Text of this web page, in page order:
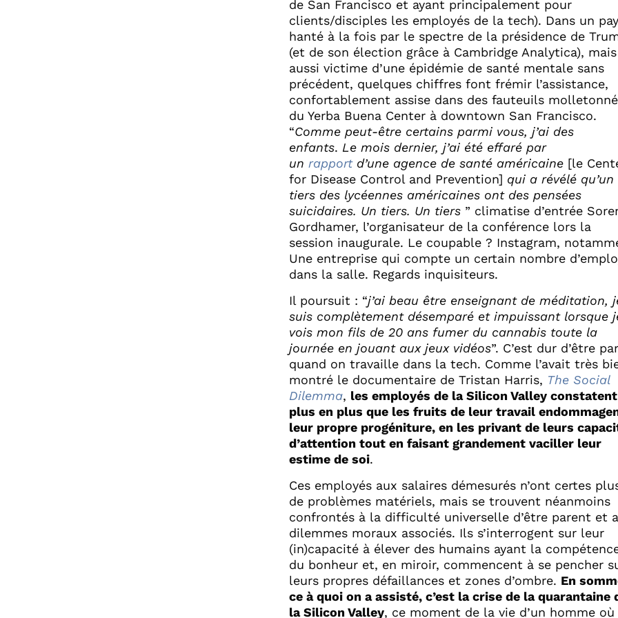
de San Francisco et ayant principalement pour
clients/disciples les employés de la tech). Dans un
hanté à la fois par le spectre de la présidence de
(et de son élection grâce à Cambridge Analytica), mais
aussi victime d’une épidémie de santé mentale sans
précédent, quelques chiffres font frémir l’assistance,
confortablement assise dans des fauteuils
du Yerba Buena Center à downtown San Francisco.
“Comme peut-être certains parmi vous, j’ai des
enfants. Le mois dernier, j’ai été effaré par
un rapportd’une agence de santé américaine [le
for Disease Control and Prevention] qui a révélé qu’un
tiers des lycéennes américaines ont des pensées
suicidaires. Un tiers. Un tiers ” climatise d’entrée
Gordhamer, l’organisateur de la conférence lors la
session inaugurale. Le coupable ? Instagram,
Une entreprise qui compte un certain nombre
dans la salle. Regards inquisiteurs.
Il poursuit : “j’ai beau être enseignant de méditation,
suis complètement désemparé et impuissant lorsque
vois mon fils de 20 ans fumer du cannabis toute la
journée en jouant aux jeux vidéos”. C’est dur d’être
quand on travaille dans la tech. Comme l’avait très
montré le documentaire de Tristan Harris, The Social
Dilemma, les employés de la Silicon Valley
plus en plus que les fruits de leur travail
leur propre progéniture, en les privant de leurs
d’attention tout en faisant grandement vaciller leur
estime de soi.
Ces employés aux salaires démesurés n’ont certes
de problèmes matériels, mais se trouvent néanmoins
confrontés à la difficulté universelle d’être parent et
dilemmes moraux associés. Ils s’interrogent sur leur
(in)capacité à élever des humains ayant la
du bonheur et, en miroir, commencent à se pencher
leurs propres défaillances et zones d’ombre. En
ce à quoi on a assisté, c’est la crise de la quarantaine
la Silicon Valley, ce moment de la vie d’un homme où